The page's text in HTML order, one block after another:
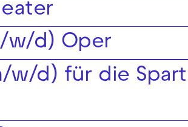
w/d) Oper
w/d) für die